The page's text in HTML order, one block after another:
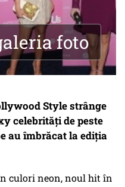
foto
Style strânge
celebrităţi de peste
au îmbrăcat la ediţia
culori neon, noul hit în